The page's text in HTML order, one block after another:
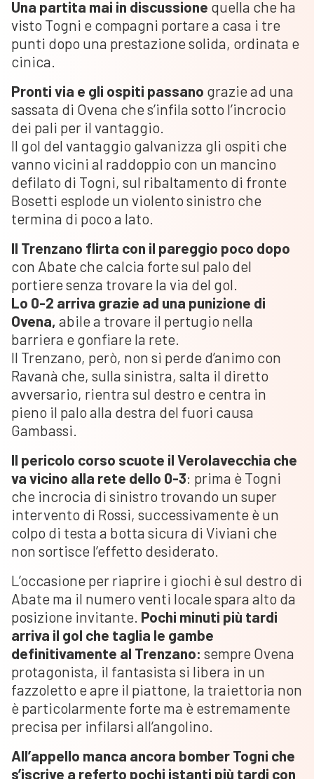
Una partita mai in discussione quella che ha
visto Togni e compagni portare a casa i tre
punti dopo una prestazione solida, ordinata e
cinica.
Pronti via e gli ospiti passano grazie ad una
sassata di Ovena che s’infila sotto l’incrocio
dei pali per il vantaggio.
Il gol del vantaggio galvanizza gli ospiti che
vanno vicini al raddoppio con un mancino
defilato di Togni, sul ribaltamento di fronte
Bosetti esplode un violento sinistro che
termina di poco a lato.
Il Trenzano flirta con il pareggio poco dopo
con Abate che calcia forte sul palo del
portiere senza trovare la via del gol.
Lo 0-2 arriva grazie ad una punizione di
Ovena, abile a trovare il pertugio nella
barriera e gonfiare la rete.
Il Trenzano, però, non si perde d’animo con
Ravanà che, sulla sinistra, salta il diretto
avversario, rientra sul destro e centra in
pieno il palo alla destra del fuori causa
Gambassi.
Il pericolo corso scuote il Verolavecchia che
va vicino alla rete dello 0-3: prima è Togni
che incrocia di sinistro trovando un super
intervento di Rossi, successivamente è un
colpo di testa a botta sicura di Viviani che
non sortisce l’effetto desiderato.
L’occasione per riaprire i giochi è sul destro di
Abate ma il numero venti locale spara alto da
posizione invitante. Pochi minuti più tardi
arriva il gol che taglia le gambe
definitivamente al Trenzano: sempre Ovena
protagonista, il fantasista si libera in un
fazzoletto e apre il piattone, la traiettoria non
è particolarmente forte ma è estremamente
precisa per infilarsi all’angolino.
All’appello manca ancora bomber Togni che
s’iscrive a referto pochi istanti più tardi con